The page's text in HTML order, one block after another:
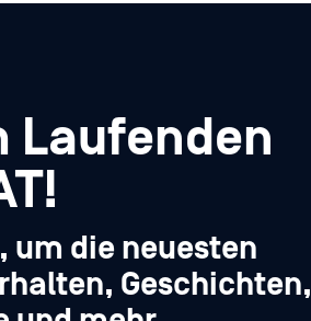
Laufenden
um die neuesten
Geschichten,